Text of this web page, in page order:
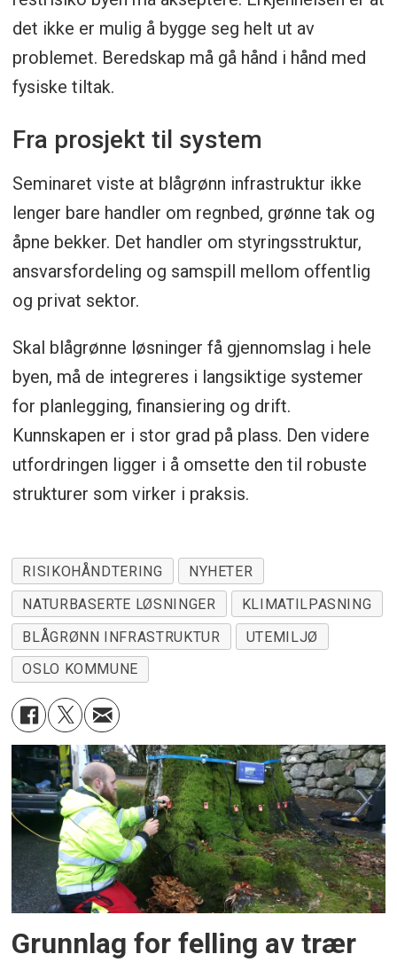
det ikke er mulig å bygge seg helt ut av
problemet. Beredskap må gå hånd i hånd med
fysiske tiltak.
Fra prosjekt til system
Seminaret viste at blågrønn infrastruktur ikke
lenger bare handler om regnbed, grønne tak og
åpne bekker. Det handler om styringsstruktur,
ansvarsfordeling og samspill mellom offentlig
og privat sektor.
Skal blågrønne løsninger få gjennomslag i hele
byen, må de integreres i langsiktige systemer
for planlegging, finansiering og drift.
Kunnskapen er i stor grad på plass. Den videre
utfordringen ligger i å omsette den til robuste
strukturer som virker i praksis.
RISIKOHÅNDTERING
NYHETER
NATURBASERTE LØSNINGER
KLIMATILPASNING
BLÅGRØNN INFRASTRUKTUR
UTEMILJØ
OSLO KOMMUNE
Grunnlag for felling av trær